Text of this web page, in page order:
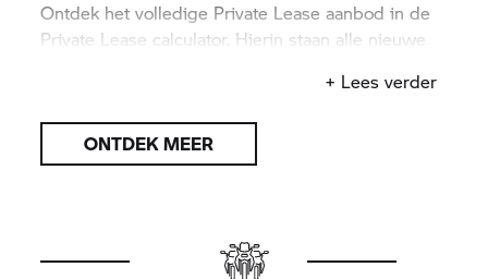
Ontdek het volledige Private Lease aanbod in de
Private Lease calculator. Hierin staan alle nieuwe
+ Lees verder
ONTDEK MEER